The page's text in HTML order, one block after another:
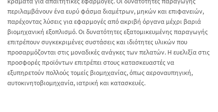
περιλαμβάνουν ένα ευρύ φάσμα διαμέτρων, μηκών και επιφανειών,
παρέχοντας λύσεις για εφαρμογές από ακριβή όργανα μέχρι βαριά
βιομηχανική εξοπλισμό. Οι δυνατότητες εξατομικευμένης παραγωγής
επιτρέπουν συγκεκριμένες συστάσεις και ιδιότητες υλικών που
προσαρμόζονται στις μοναδικές ανάγκες των πελατών. Η ευελιξία στις
προσφορές προϊόντων επιτρέπει στους κατασκευαστές να
εξυπηρετούν πολλούς τομείς βιομηχανίας, όπως αεροναυπηγική,
αυτοκινητοβιομηχανία, ιατρική και κατασκευές.